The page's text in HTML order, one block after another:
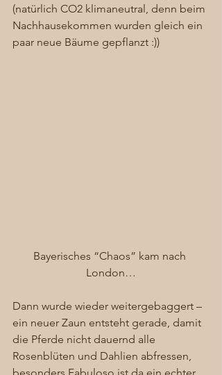
(natürlich CO2 klimaneutral, denn beim
Nachhausekommen wurden gleich ein
paar neue Bäume gepflanzt :))
Bayerisches “Chaos” kam nach
London…
Dann wurde wieder weitergebaggert –
ein neuer Zaun entsteht gerade, damit
die Pferde nicht dauernd alle
Rosenblüten und Dahlien abfressen,